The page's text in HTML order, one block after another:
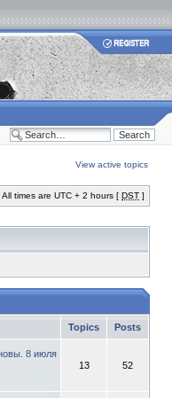
View active topics
All times are UTC + 2 hours [ DST ]
Topics Posts
8 июля
13 52